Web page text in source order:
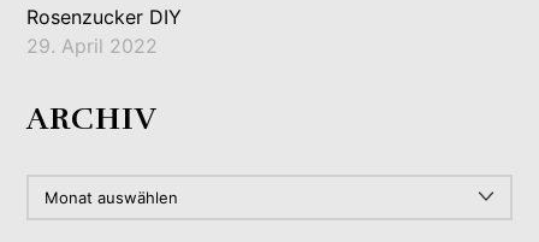
Rosenzucker DIY
29. April 2022
ARCHIV